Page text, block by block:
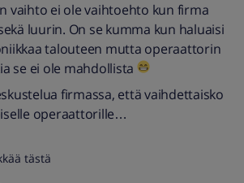
vaihto ei ole vaihtoehto kun firma
luurin. On se kumma kun haluaisi
talouteen mutta operaattorin
se ei ole mahdollista
firmassa, että vaihdettaisko
operaattorille…
tästä